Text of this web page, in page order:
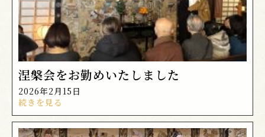
涅槃会をお勤めいたしました
2026年2月15日
続きを見る